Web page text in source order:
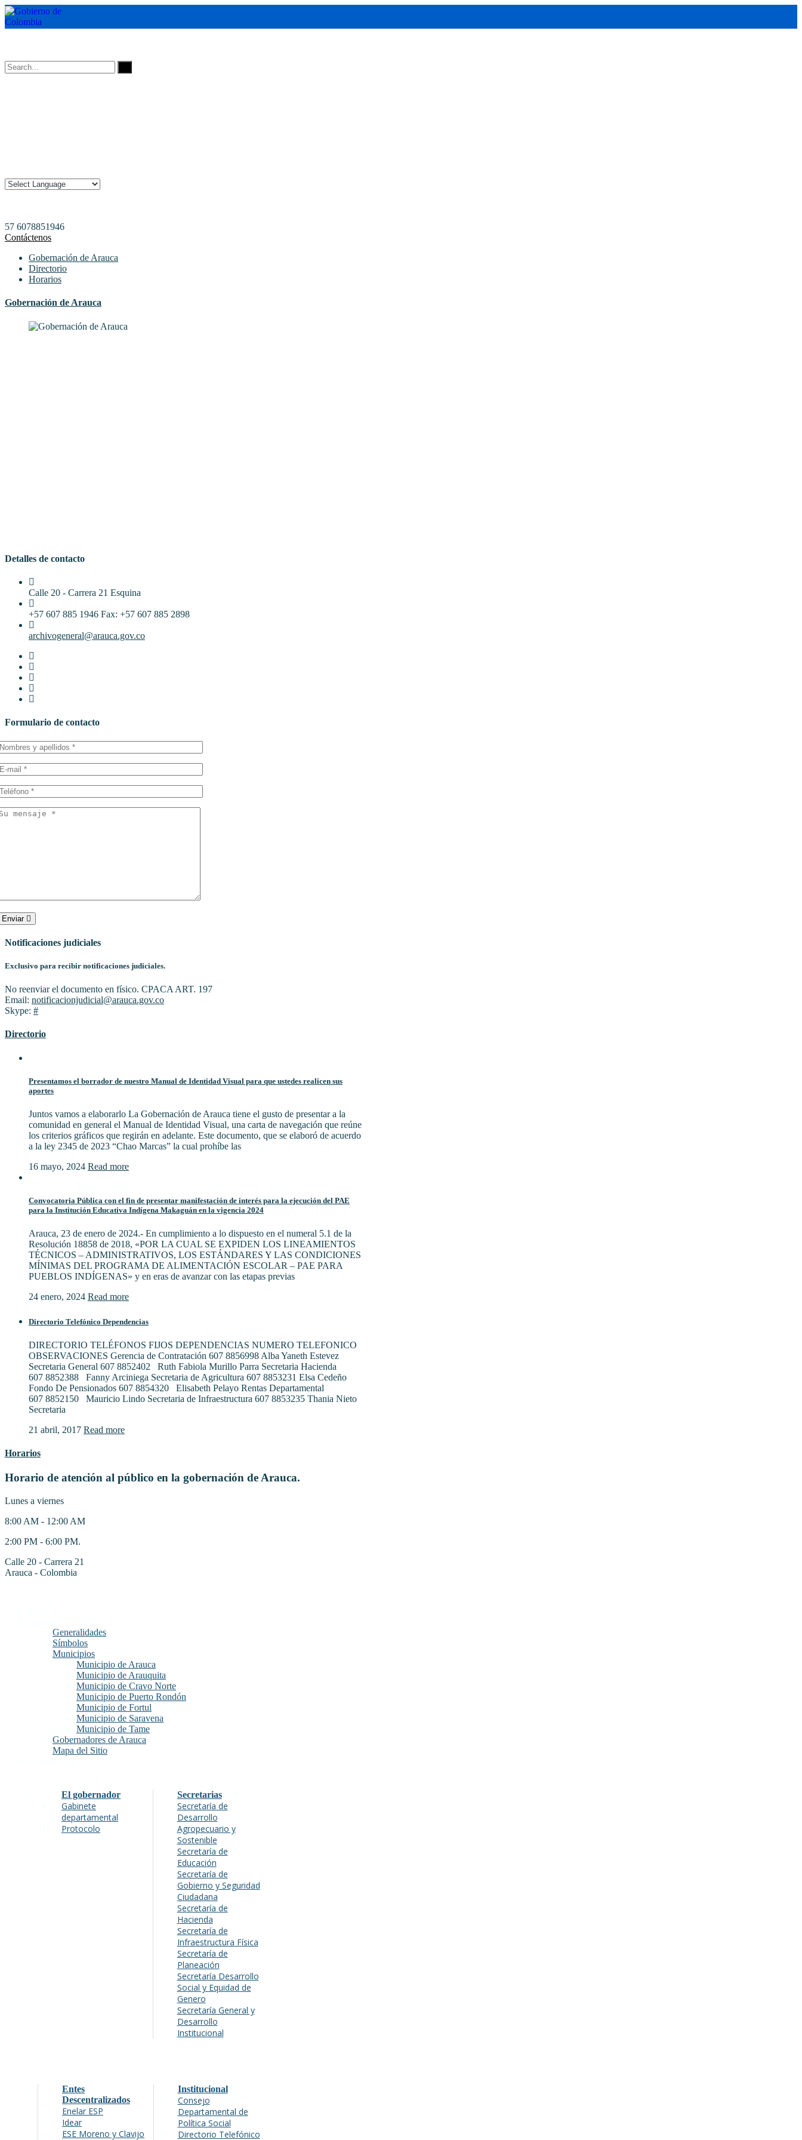
57 6078851946
Contáctenos
Gobernación de Arauca
Directorio
Horarios
Gobernación de Arauca
Detalles de contacto
Calle 20 - Carrera 21 Esquina
+57 607 885 1946 Fax: +57 607 885 2898
archivogeneral@arauca.gov.co
Formulario de contacto
Enviar
Notificaciones judiciales
Exclusivo para recibir notificaciones judiciales.
No reenviar el documento en físico. CPACA ART. 197
Email: notificacionjudicial@arauca.gov.co
Skype: #
Directorio
Presentamos el borrador de nuestro Manual de Identidad Visual para que ustedes realicen sus
aportes
Juntos vamos a elaborarlo La Gobernación de Arauca tiene el gusto de presentar a la
comunidad en general el Manual de Identidad Visual, una carta de navegación que reúne
los criterios gráficos que regirán en adelante. Este documento, que se elaboró de acuerdo
a la ley 2345 de 2023 “Chao Marcas” la cual prohíbe las
16 mayo, 2024 Read more
Convocatoria Pública con el fin de presentar manifestación de interés para la ejecución del PAE
para la Institución Educativa Indígena Makaguán en la vigencia 2024
Arauca, 23 de enero de 2024.- En cumplimiento a lo dispuesto en el numeral 5.1 de la
Resolución 18858 de 2018, «POR LA CUAL SE EXPIDEN LOS LINEAMIENTOS
TÉCNICOS – ADMINISTRATIVOS, LOS ESTÁNDARES Y LAS CONDICIONES
MÍNIMAS DEL PROGRAMA DE ALIMENTACIÓN ESCOLAR – PAE PARA
PUEBLOS INDÍGENAS» y en eras de avanzar con las etapas previas
24 enero, 2024 Read more
Directorio Telefónico Dependencias
DIRECTORIO TELÉFONOS FIJOS DEPENDENCIAS NUMERO TELEFONICO
OBSERVACIONES Gerencia de Contratación 607 8856998 Alba Yaneth Estevez
Secretaria General 607 8852402 Ruth Fabiola Murillo Parra Secretaria Hacienda
607 8852388 Fanny Arciniega Secretaria de Agricultura 607 8853231 Elsa Cedeño
Fondo De Pensionados 607 8854320 Elisabeth Pelayo Rentas Departamental
607 8852150 Mauricio Lindo Secretaria de Infraestructura 607 8853235 Thania Nieto
Secretaria
21 abril, 2017 Read more
Horarios
Horario de atención al público en la gobernación de Arauca.
Lunes a viernes
8:00 AM - 12:00 AM
2:00 PM - 6:00 PM.
Calle 20 - Carrera 21
Arauca - Colombia
Generalidades
Símbolos
Municipios
Municipio de Arauca
Municipio de Arauquita
Municipio de Cravo Norte
Municipio de Puerto Rondón
Municipio de Fortul
Municipio de Saravena
Municipio de Tame
Gobernadores de Arauca
Mapa del Sitio
El gobernador
Gabinete
departamental
Protocolo
Secretarias
Secretaría de
Desarrollo
Agropecuario y
Sostenible
Secretaría de
Educación
Secretaría de
Gobierno y Seguridad
Ciudadana
Secretaría de
Hacienda
Secretaría de
Infraestructura Física
Secretaría de
Planeación
Secretaría Desarrollo
Social y Equidad de
Genero
Secretaría General y
Desarrollo
Institucional
Entes
Descentralizados
Enelar ESP
Idear
ESE Moreno y Clavijo
Institucional
Consejo
Departamental de
Política Social
Directorio Telefónico